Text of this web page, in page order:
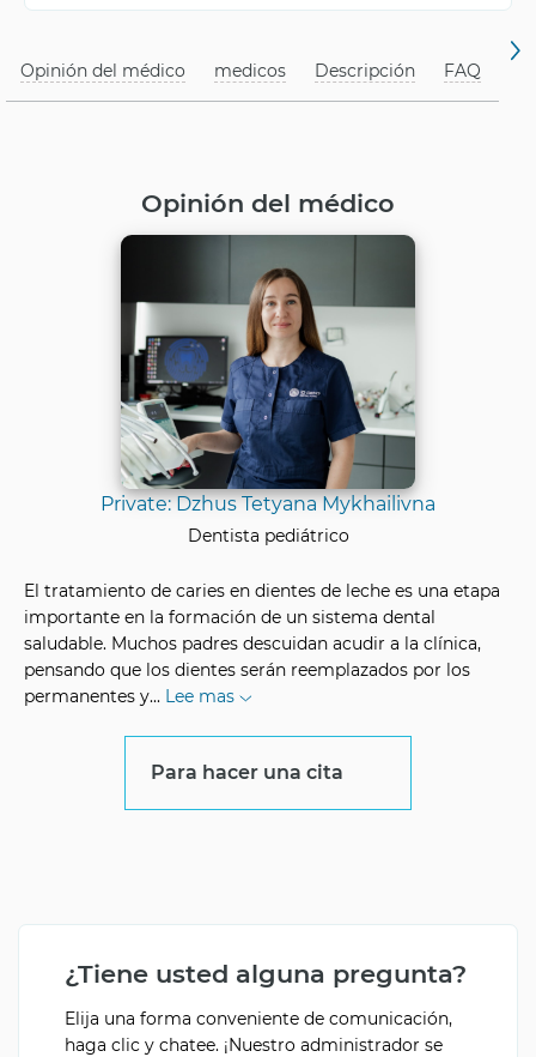
Opinión del médico medicos Descripción FAQ
Opinión del médico
Private: Dzhus Tetyana Mykhailivna
Dentista pediátrico
El tratamiento de caries en dientes de leche es una etapa
importante en la formación de un sistema dental
saludable. Muchos padres descuidan acudir a la clínica,
pensando que los dientes serán reemplazados por los
permanentes y... Lee mas
Para hacer una cita
¿Tiene usted alguna pregunta?
Elija una forma conveniente de comunicación,
haga clic y chatee. ¡Nuestro administrador se